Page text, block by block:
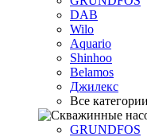
DAB
Wilo
Aquario
Shinhoo
Belamos
Джилекс
Все
GRUNDFOS